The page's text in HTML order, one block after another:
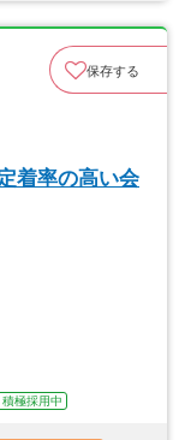
保存する
着率の高い会
積極採用中